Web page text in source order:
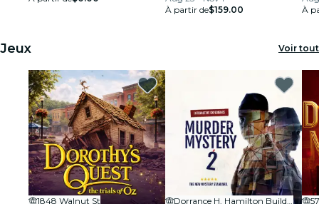
À partir de$159.00
À
Jeux Voir tout
1848 Walnut St Dorrance H. Hamilton Building, Thomas Jefferson University